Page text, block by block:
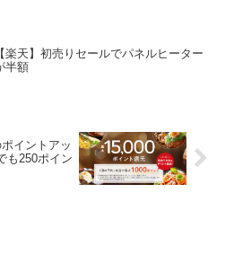
【楽天】初売りセールでパネルヒーター
半額
イントアッ
も250ポイン